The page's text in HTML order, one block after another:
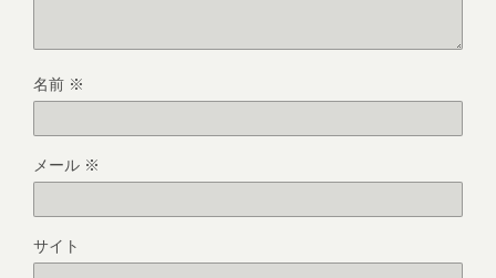
名前 ※
メール ※
サイト